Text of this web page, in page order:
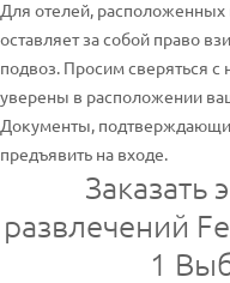
Для отелей, расположенных
оставляет за собой право
подвоз. Просим сверяться
уверены в расположении
Документы,
предъявить на входе.
Заказать
развлечений
1